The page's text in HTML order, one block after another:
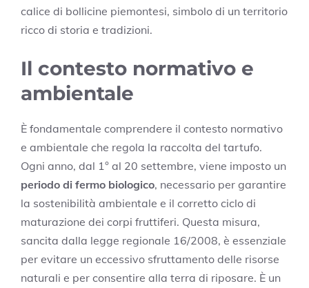
calice di bollicine piemontesi, simbolo di un territorio
ricco di storia e tradizioni.
Il contesto normativo e
ambientale
È fondamentale comprendere il contesto normativo
e ambientale che regola la raccolta del tartufo.
Ogni anno, dal 1° al 20 settembre, viene imposto un
periodo di fermo biologico, necessario per garantire
la sostenibilità ambientale e il corretto ciclo di
maturazione dei corpi fruttiferi. Questa misura,
sancita dalla legge regionale 16/2008, è essenziale
per evitare un eccessivo sfruttamento delle risorse
naturali e per consentire alla terra di riposare. È un